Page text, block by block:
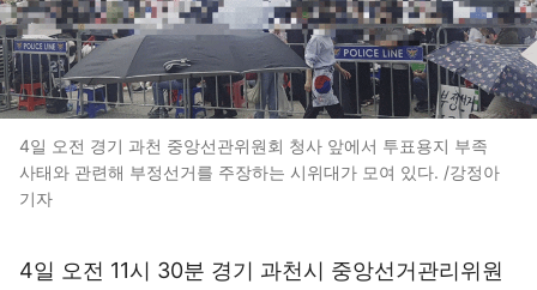
4일 오전 경기 과천 중앙선관위원회 청사 앞에서 투표용지 부족
사태와 관련해 부정선거를 주장하는 시위대가 모여 있다. /강정아
기자
4일 오전 11시 30분 경기 과천시 중앙선거관리위원